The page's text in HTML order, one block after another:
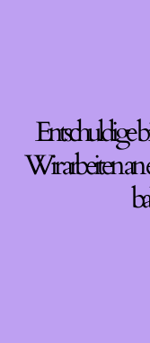
Entschuldige
Wir arbeiten an